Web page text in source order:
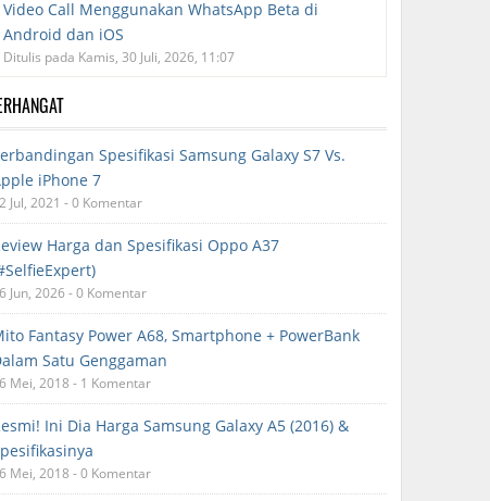
Video Call Menggunakan WhatsApp Beta di
Android dan iOS
Ditulis pada Kamis, 30 Juli, 2026, 11:07
Spesifikasi Samsung Galaxy S7 Vs.
iPhone 7
Jul, 2021 - 0 Komentar
Harga dan Spesifikasi Oppo A37
Jun, 2026 - 0 Komentar
Fantasy Power A68, Smartphone + PowerBank
Satu Genggaman
Mei, 2018 - 1 Komentar
Ini Dia Harga Samsung Galaxy A5 (2016) &
Mei, 2018 - 0 Komentar